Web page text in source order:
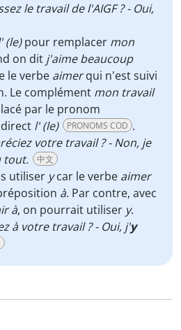
le travail de l'AIGF ? - Oui,
(le)pour remplacer mon
on dit j'aime beaucoup
le verbe aimerqui n'est suivi
Le complément mon travail
par le pronom
l' (le) PRONOMS COD .
votre travail ? - Non, je
tout. 中文
utiliser ycar le verbe aimer
à. Par contre, avec
à, on pourrait utiliser y.
à votre travail ? - Oui, j'y